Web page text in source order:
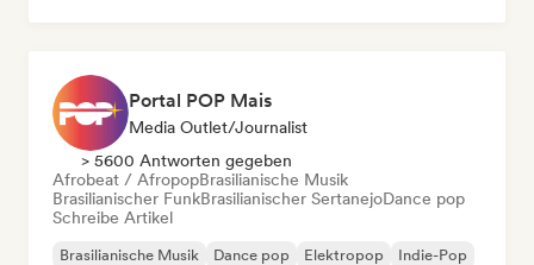
Portal POP Mais
Media Outlet/Journalist
> 5600 Antworten gegeben
Afrobeat / AfropopBrasilianische Musik
Brasilianischer FunkBrasilianischer SertanejoDance pop
Schreibe Artikel
Brasilianische Musik Dance pop Elektropop
Indie-Pop